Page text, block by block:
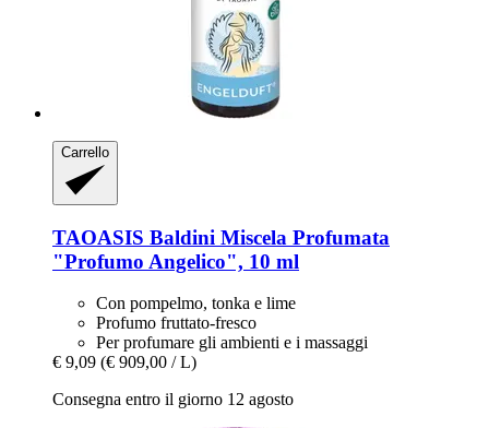
Carrello
TAOASIS Baldini Miscela Profumata
"Profumo Angelico", 10 ml
Con pompelmo, tonka e lime
Profumo fruttato-fresco
Per profumare gli ambienti e i massaggi
€ 9,09 (€ 909,00 / L)
Consegna entro il giorno 12 agosto